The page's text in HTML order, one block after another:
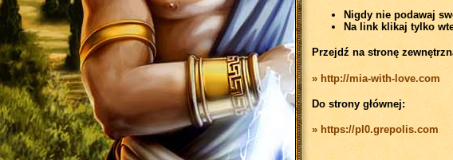
Nigdy nie podawaj
Na link klikaj tylko
Przejdź na stronę
» http://mia-with-love.com
Do strony głównej:
» https://pl0.grepolis.com